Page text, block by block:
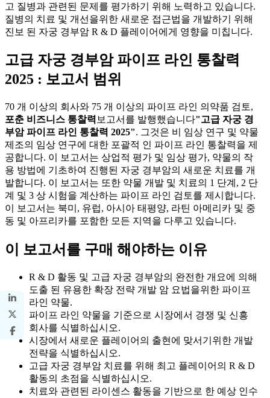
고 질병과 관련된 문제를 평가하기 위해 노력하고 있습니다.
질병의 치료 및 개선을위한 새로운 접근법을 개발하기 위해
진보 된 자궁 경부암 R & D 플레이어에게 영향을 미칩니다.
고급 자궁 경부암 파이프 라인 통찰력
2025 : 보고서 범위
70 개 이상의 회사와 75 개 이상의 파이프 라인 의약품 검토,
포춘 비즈니스 통찰력 보고서를 발행했습니다"고급 자궁 경
부암 파이프 라인 통찰력 2025". 그것은 비 임상 연구 및 약물
제조의 임상 연구에 대한 포괄적 인 파이프 라인 통찰력을 제
공합니다. 이 보고서는 상업적 평가 및 임상 평가, 약물의 작
용 방법에 기초하여 진행된 자궁 경부암의 새로운 치료를 개
발합니다. 이 보고서는 또한 약물 개발 및 치료의 1 단계, 2 단
계 및 3 상 시험을 계산하는 파이프 라인 검토를 제시합니다.
이 보고서는 북미, 유럽, 아시아 태평양, 라틴 아메리카 및 중
동 및 아프리카를 포함한 모든 지역을 다루고 있습니다.
이 보고서를 구매 해야하는 이유
R & D 활동 및 고급 자궁 경부암의 완전한 개요에 의해
도출 된 유용한 확장 전략 개발 암 요법을위한 파이프
라인 약물.
파이프 라인 약물을 기준으로 시장에서 경쟁 및 신흥
회사를 식별하십시오.
시장에서 새로운 플레이어의 출현에 맞서기위한 개발
전략을 식별하십시오.
고급 자궁 경부암 치료를 위해 최고 플레이어의 R & D
활동의 초점을 식별하십시오.
치료와 관련된 라이센스 활동을 기반으로 한 예상 인수